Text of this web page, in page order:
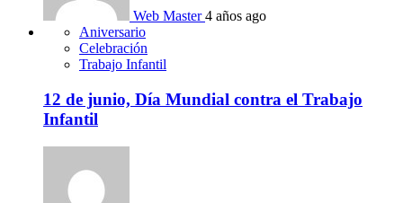
Web Master 4 años ago
Aniversario
Celebración
Trabajo Infantil
12 de junio, Día Mundial contra el Trabajo
Infantil